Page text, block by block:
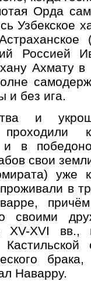
Орда
Узбекское
Россией
Ахмату
и без ига.
и
в
свои
уже
в
своими
XVI вв.,
Наварру.